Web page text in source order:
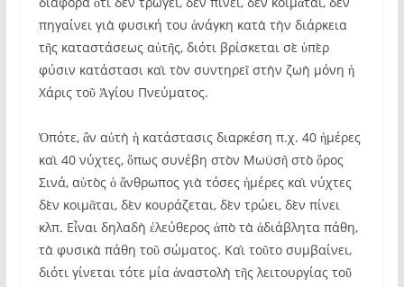
πηγαίνει γιὰ φυσική του ἀνάγκη κατὰ τὴν διάρκεια
τῆς καταστάσεως αὐτῆς, διότι βρίσκεται σὲ ὑπὲρ
φύσιν κατάστασι καὶ τὸν συντηρεῖ στὴν ζωὴ μόνη ἡ
Χάρις τοῦ Ἁγίου Πνεύματος.
Ὁπότε, ἂν αὐτὴ ἡ κατάστασις διαρκέση π.χ. 40 ἡμέρες
καὶ 40 νύχτες, ὅπως συνέβη στὸν Μωϋσῆ στὸ ὅρος
Σινά, αὐτὸς ὁ ἄνθρωπος γιὰ τόσες ἡμέρες καὶ νύχτες
δὲν κοιμᾶται, δὲν κουράζεται, δὲν τρώει, δὲν πίνει
κλπ. Εἶναι δηλαδὴ ἐλεύθερος ἀπὸ τὰ ἀδιάβλητα πάθη,
τὰ φυσικὰ πάθη τοῦ σώματος. Καὶ τοῦτο συμβαίνει,
διότι γίνεται τότε μία ἀναστολὴ τῆς λειτουργίας τοῦ